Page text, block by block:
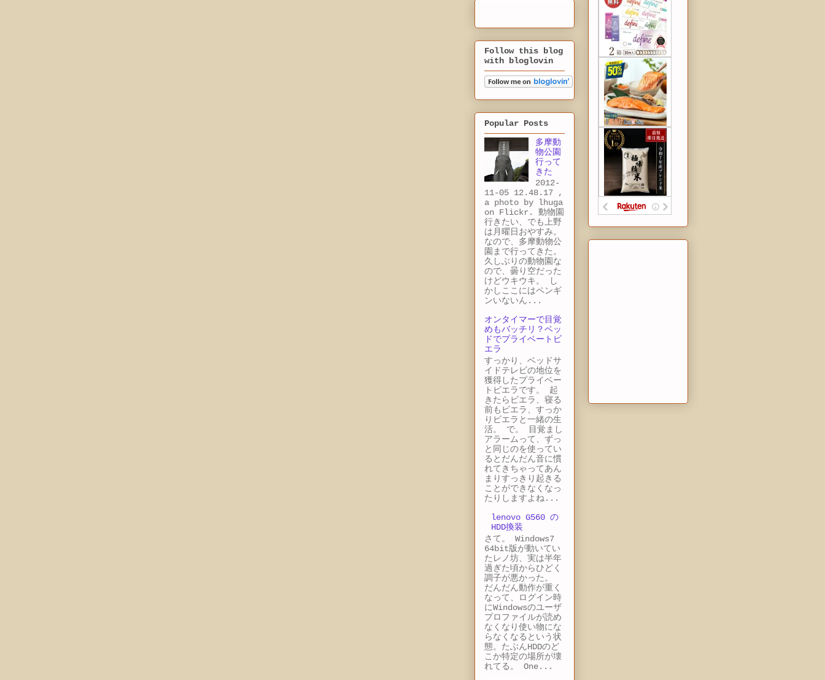
Follow this blog
with bloglovin
Popular Posts
多摩動
物公園
行って
きた
2012-
11-05 12.48.17 ,
a photo by lhuga
on Flickr. 動物園
行きたい、でも上野
は月曜日おやすみ。
なので、多摩動物公
園まで行ってきた。
久しぶりの動物園な
ので、曇り空だった
けどウキウキ。 し
かしここにはペンギ
ンいないん...
オンタイマーで目覚
めもバッチリ？ベッ
ドでプライベートビ
エラ
すっかり、ベッドサ
イドテレビの地位を
獲得したプライベー
トビエラです。 起
きたらビエラ、寝る
前もビエラ、すっか
りビエラと一緒の生
活。 で。 目覚まし
アラームって、ずっ
と同じのを使ってい
るとだんだん音に慣
れてきちゃってあん
まりすっきり起きる
ことができなくなっ
たりしますよね...
lenovo G560 の
HDD換装
さて。 Windows7
64bit版が動いてい
たレノ坊、実は半年
過ぎた頃からひどく
調子が悪かった。
だんだん動作が重く
なって、ログイン時
にWindowsのユーザ
プロファイルが読め
なくなり使い物にな
らなくなるという状
態。たぶんHDDのど
こか特定の場所が壊
れてる。 One...